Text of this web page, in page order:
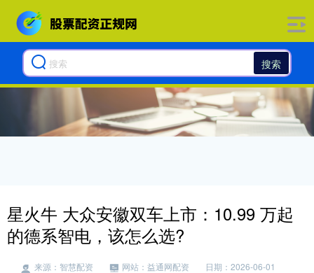
搜索
星火牛 大众安徽双车上市：10.99 万起
的德系智电，该怎么选?
来源：智慧配资 网站：益通网配资
日期：2026-06-01